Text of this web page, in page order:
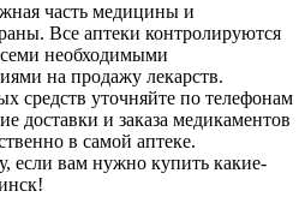
часть медицины и
Все аптеки контролируются
необходимыми
на продажу лекарств.
средств уточняйте по телефонам
доставки и заказа медикаментов
в самой аптеке.
если вам нужно купить какие-